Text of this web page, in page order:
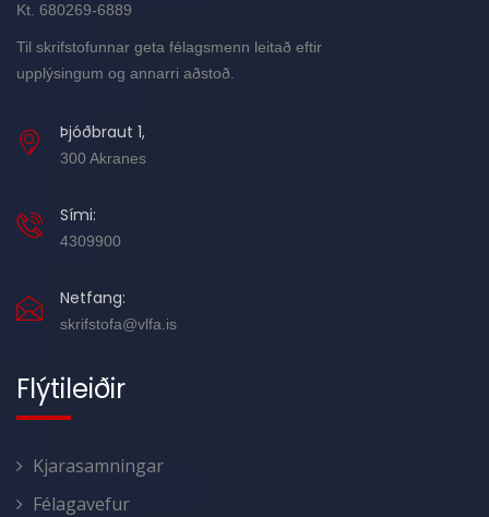
Kt. 680269-6889
Til skrifstofunnar geta félagsmenn leitað eftir
upplýsingum og annarri aðstoð.
Þjóðbraut 1,
300 Akranes
Sími:
4309900
Netfang:
skrifstofa@vlfa.is
Flýtileiðir
Kjarasamningar
Félagavefur